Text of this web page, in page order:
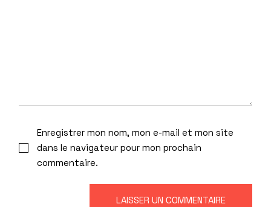
Enregistrer mon nom, mon e-mail et mon site
dans le navigateur pour mon prochain
commentaire.
LAISSER UN COMMENTAIRE